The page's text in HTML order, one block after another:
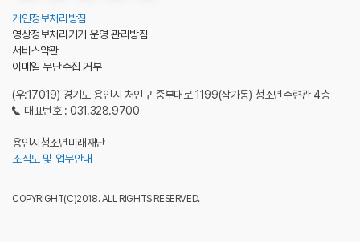
(우:17019) 경기도 용인시 처인구 중부대로 1199(삼가동) 청소년수련관 4층
대표번호 : 031.328.9700
용인시청소년미래재단
조직도 및 업무안내
COPYRIGHT(C)2018. ALL RIGHTS RESERVED.
개인정보처리방침
영상정보처리기기 운영 관리방침
서비스약관
이메일 무단수집 거부